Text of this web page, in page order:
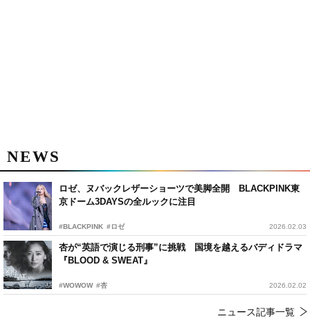
NEWS
ロゼ、ヌバックレザーショーツで美脚全開 BLACKPINK東
京ドーム3DAYSの全ルックに注目
#BLACKPINK #ロゼ 2026.02.03
杏が“英語で演じる刑事”に挑戦 国境を越えるバディドラマ
『BLOOD & SWEAT』
#WOWOW #杏 2026.02.02
ニュース記事一覧